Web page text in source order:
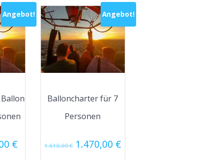
Angebot!
€Aktueller
Angebot!
Balloncharter für 7
Personen
1.610,00€ Ursprünglicher
1.470,00 €Aktueller